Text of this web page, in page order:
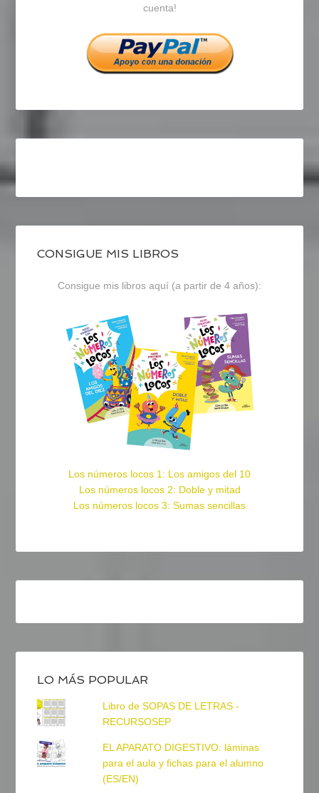
Facebook
Twitter
Instagram
cuenta!
CONSIGUE MIS LIBROS
Consigue mis libros aquí (a partir de 4 años):
Los números locos 1: Los amigos del 10
Los números locos 2: Doble y mitad
Los números locos 3: Sumas sencillas
LO MÁS POPULAR
Libro de SOPAS DE LETRAS -
RECURSOSEP
EL APARATO DIGESTIVO: láminas
para el aula y fichas para el alumno
(ES/EN)